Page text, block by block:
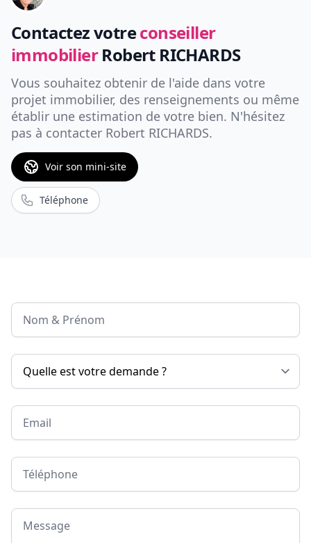
Contactez votreconseiller
immobilier Robert RICHARDS
Vous souhaitez obtenir de l'aide dans votre
projet immobilier, des renseignements ou même
établir une estimation de votre bien. N'hésitez
pas à contacter Robert RICHARDS.
Voir son mini-site
Téléphone
Nom & Prénom
Email
Téléphone
Message